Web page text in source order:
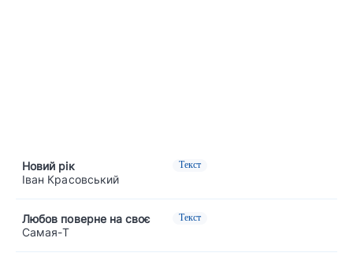
Новий рік
Іван Красовський
Текст
Любов поверне на своє
Самая-Т
Текст